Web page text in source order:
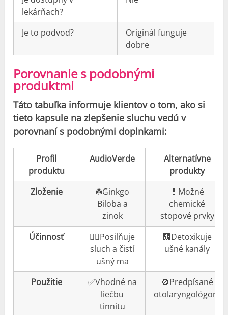
lekárňach?
Je to podvod?
Originál funguje
dobre
Porovnanie s podobnými
produktmi
Táto tabuľka informuje klientov o tom, ako si
tieto kapsule na zlepšenie sluchu vedú v
porovnaní s podobnými doplnkami:
Profil
produktu
AudioVerde
Alternatívne
produkty
Zloženie
☘️Ginkgo
Biloba a
zinok
💊Možné
chemické
stopové prvky
Účinnosť
👍🏼Posilňuje
sluch a čistí
ušný ma
🩻Detoxikuje
ušné kanály
Použitie
✅Vhodné na
liečbu
tinnitu
🚫Predpísané
otolaryngológom